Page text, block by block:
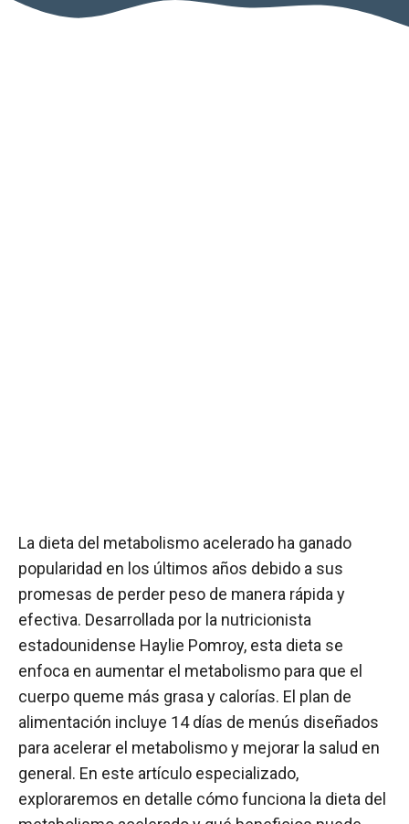
La dieta del metabolismo acelerado ha ganado
popularidad en los últimos años debido a sus
promesas de perder peso de manera rápida y
efectiva. Desarrollada por la nutricionista
estadounidense Haylie Pomroy, esta dieta se
enfoca en aumentar el metabolismo para que el
cuerpo queme más grasa y calorías. El plan de
alimentación incluye 14 días de menús diseñados
para acelerar el metabolismo y mejorar la salud en
general. En este artículo especializado,
exploraremos en detalle cómo funciona la dieta del